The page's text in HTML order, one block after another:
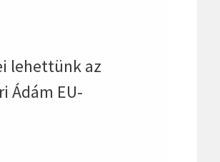
lehettünk az
Ádám EU-